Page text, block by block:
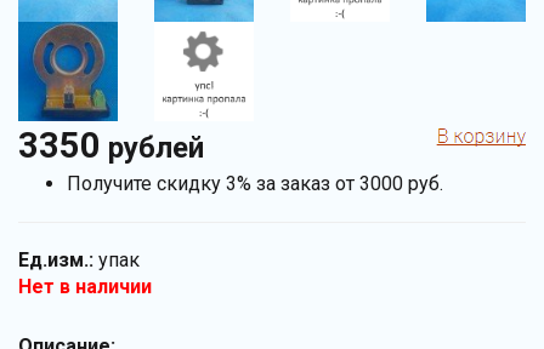
3350 рублей
Получите скидку 3% за заказ от 3000 руб.
Ед.изм.: упак
Нет в наличии